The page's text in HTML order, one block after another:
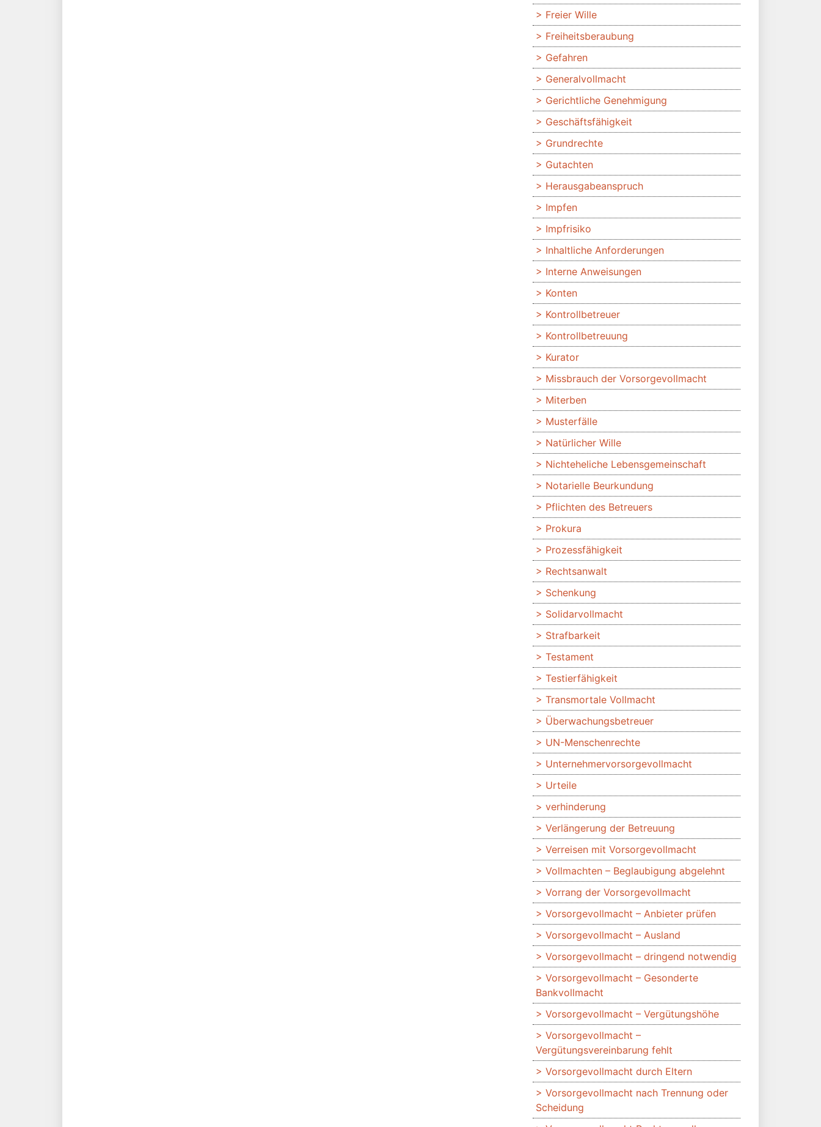
Freier Wille
Freiheitsberaubung
Gefahren
Generalvollmacht
Gerichtliche Genehmigung
Geschäftsfähigkeit
Grundrechte
Gutachten
Herausgabeanspruch
Impfen
Impfrisiko
Inhaltliche Anforderungen
Interne Anweisungen
Konten
Kontrollbetreuer
Kontrollbetreuung
Kurator
Missbrauch der Vorsorgevollmacht
Miterben
Musterfälle
Natürlicher Wille
Nichteheliche Lebensgemeinschaft
Notarielle Beurkundung
Pflichten des Betreuers
Prokura
Prozessfähigkeit
Rechtsanwalt
Schenkung
Solidarvollmacht
Strafbarkeit
Testament
Testierfähigkeit
Transmortale Vollmacht
Überwachungsbetreuer
UN-Menschenrechte
Unternehmervorsorgevollmacht
Urteile
verhinderung
Verlängerung der Betreuung
Verreisen mit Vorsorgevollmacht
Vollmachten – Beglaubigung abgelehnt
Vorrang der Vorsorgevollmacht
Vorsorgevollmacht – Anbieter prüfen
Vorsorgevollmacht – Ausland
Vorsorgevollmacht – dringend notwendig
Vorsorgevollmacht – Gesonderte
Bankvollmacht
Vorsorgevollmacht – Vergütungshöhe
Vorsorgevollmacht –
Vergütungsvereinbarung fehlt
Vorsorgevollmacht durch Eltern
Vorsorgevollmacht nach Trennung oder
Scheidung